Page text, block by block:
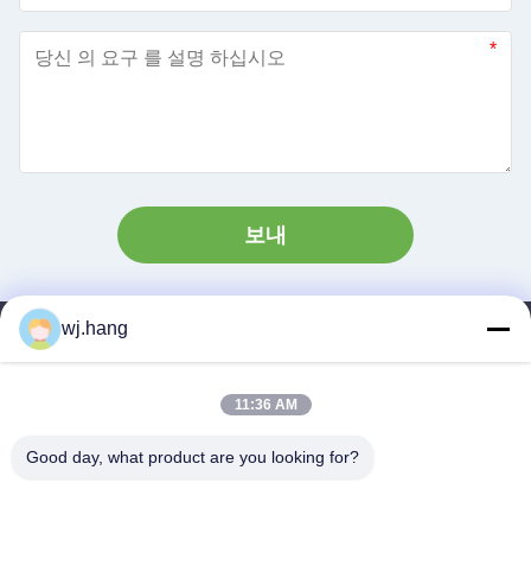
보내
저희와 연락
Jiangsu EMT Precision Manufacturing Co.,
이메일: wj.hang@emt-tech-mg.com
wj.hang
11:36 AM
Good day, what product are you looking for?